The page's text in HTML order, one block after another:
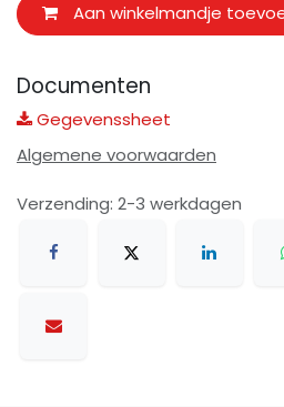
Aan winkelmandje
Documenten
Gegevenssheet
Algemene voorwaarden
Verzending: 2-3 werkdagen